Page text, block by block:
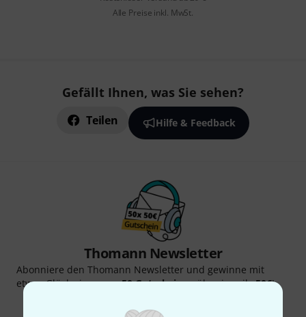
Alle Preise inkl. MwSt.
Gefällt Ihnen, was Sie sehen?
Teilen Hilfe & Feedback
Thomann Newsletter
Abonniere den Thomann Newsletter und gewinne mit
etwas Glück einen von50 Gutscheinenüber jeweils50€!